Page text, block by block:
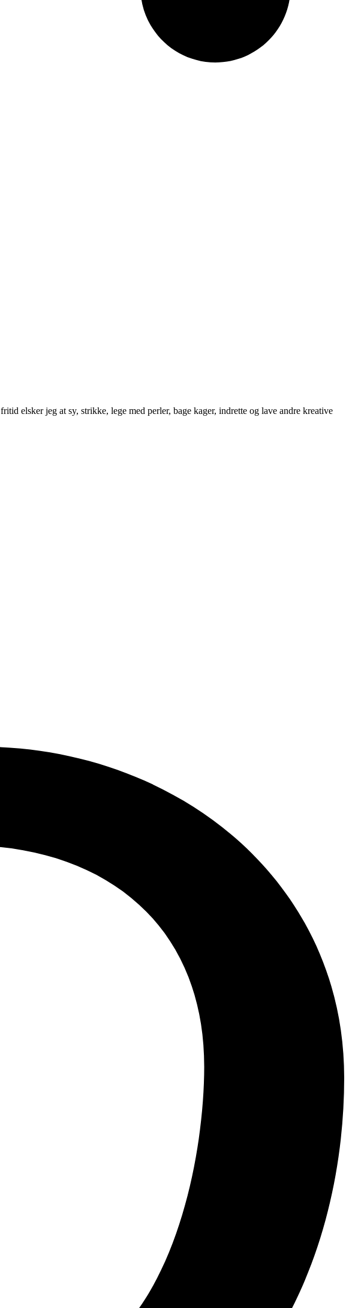
elsker jeg at sy, strikke, lege med perler, bage kager, indrette og lave andre kreative